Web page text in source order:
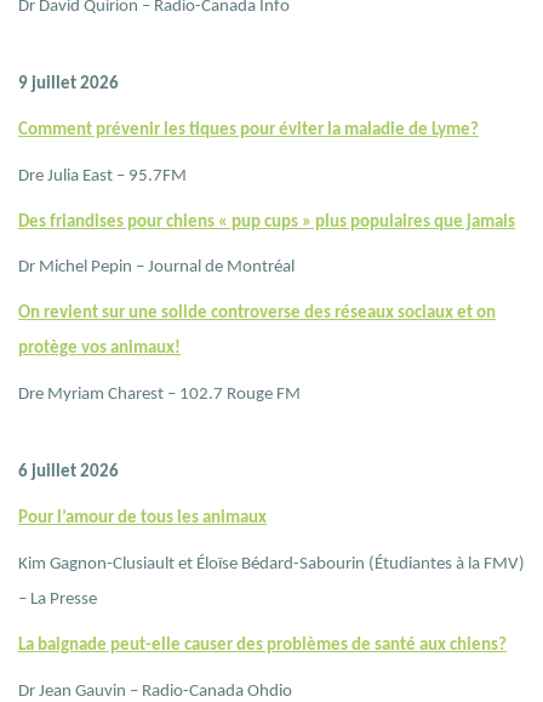
Dr David Quirion – Radio-Canada Info
9 juillet 2026
Comment prévenir les tiques pour éviter la maladie de Lyme?
Dre Julia East – 95.7FM
Des friandises pour chiens « pup cups » plus populaires que jamais
Dr Michel Pepin – Journal de Montréal
On revient sur une solide controverse des réseaux sociaux et on
protège vos animaux!
Dre Myriam Charest – 102.7 Rouge FM
6 juillet 2026
Pour l’amour de tous les animaux
Kim Gagnon-Clusiault et Éloïse Bédard-Sabourin (Étudiantes à la FMV)
– La Presse
La baignade peut-elle causer des problèmes de santé aux chiens?
Dr Jean Gauvin – Radio-Canada Ohdio